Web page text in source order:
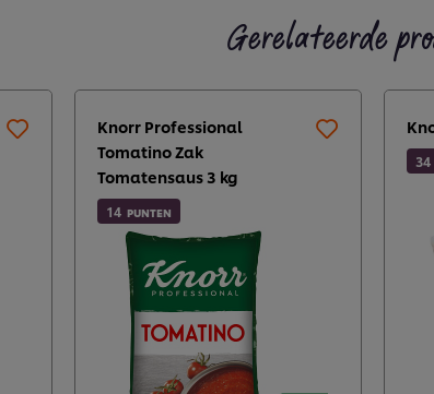
Gerelateerde
Knorr Professional
Tomatino Zak
Tomatensaus 3 kg
14 PUNTEN
34